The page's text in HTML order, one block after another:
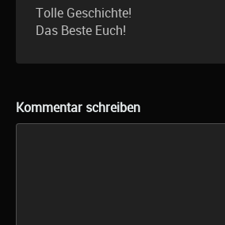
Tolle Geschichte!
Das Beste Euch!
Kommentar schreiben